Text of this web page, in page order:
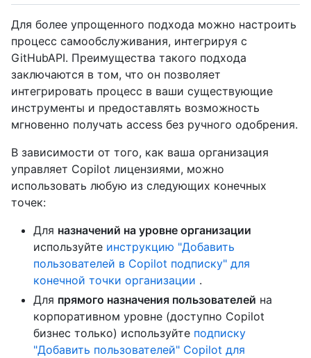
Для более упрощенного подхода можно настроить
процесс самообслуживания, интегрируя с
GitHubAPI. Преимущества такого подхода
заключаются в том, что он позволяет
интегрировать процесс в ваши существующие
инструменты и предоставлять возможность
мгновенно получать access без ручного одобрения.
В зависимости от того, как ваша организация
управляет Copilot лицензиями, можно
использовать любую из следующих конечных
точек:
Для назначений на уровне организации
используйте инструкцию "Добавить
пользователей в Copilot подписку" для
конечной точки организации .
Для прямого назначения пользователей на
корпоративном уровне (доступно Copilot
бизнес только) используйте подписку
"Добавить пользователей" Copilot для